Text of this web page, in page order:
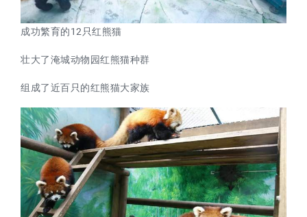
成功繁育的12只红熊猫
壮大了淹城动物园红熊猫种群
组成了近百只的红熊猫大家族